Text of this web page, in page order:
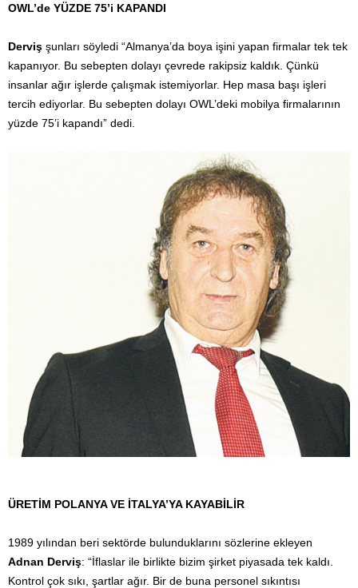
OWL’de YÜZDE 75’i KAPANDI
Derviş şunları söyledi “Almanya’da boya işini yapan firmalar tek tek
kapanıyor. Bu sebepten dolayı çevrede rakipsiz kaldık. Çünkü
insanlar ağır işlerde çalışmak istemiyorlar. Hep masa başı işleri
tercih ediyorlar. Bu sebepten dolayı OWL’deki mobilya firmalarının
yüzde 75’i kapandı” dedi.
ÜRETİM POLANYA VE İTALYA’YA KAYABİLİR
1989 yılından beri sektörde bulunduklarını sözlerine ekleyen
Adnan Derviş: “İflaslar ile birlikte bizim şirket piyasada tek kaldı.
Kontrol çok sıkı, şartlar ağır. Bir de buna personel sıkıntısı